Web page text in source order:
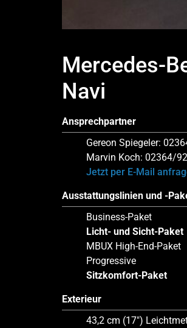
Mercedes-
Navi
Ansprechpartner
Gereon Spiegeler:
Marvin Koch: 02364/
Jetzt per E-Mail
Ausstattungslinien und -
Business-Paket
Licht- und Sicht-Paket
MBUX High-End-Paket
Progressive
Sitzkomfort-Paket
Exterieur
43,2 cm (17″)